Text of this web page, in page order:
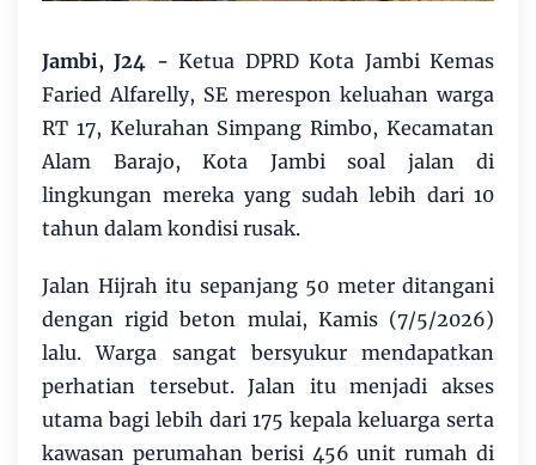
Jambi, J24 -Ketua DPRD Kota Jambi Kemas
Faried Alfarelly, SE merespon keluahan warga
RT 17, Kelurahan Simpang Rimbo, Kecamatan
Alam Barajo, Kota Jambi soal jalan di
lingkungan mereka yang sudah lebih dari 10
tahun dalam kondisi rusak.
Jalan Hijrah itu sepanjang 50 meter ditangani
dengan rigid beton mulai, Kamis (7/5/2026)
lalu. Warga sangat bersyukur mendapatkan
perhatian tersebut. Jalan itu menjadi akses
utama bagi lebih dari 175 kepala keluarga serta
kawasan perumahan berisi 456 unit rumah di